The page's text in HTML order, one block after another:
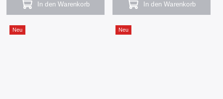
In den Warenkorb In den Warenkorb
Neu Neu